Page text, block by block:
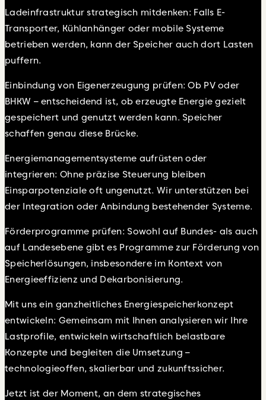
Ladeinfrastruktur strategisch mitdenken: Falls E-
Transporter, Kühlanhänger oder mobile Systeme
betrieben werden, kann der Speicher auch dort Lasten
puffern.
Einbindung von Eigenerzeugung prüfen: Ob PV oder
BHKW – entscheidend ist, ob erzeugte Energie gezielt
gespeichert und genutzt werden kann. Speicher
schaffen genau diese Brücke.
Energiemanagementsysteme aufrüsten oder
integrieren: Ohne präzise Steuerung bleiben
Einsparpotenziale oft ungenutzt. Wir unterstützen bei
der Integration oder Anbindung bestehender Systeme.
Förderprogramme prüfen: Sowohl auf Bundes- als auch
auf Landesebene gibt es Programme zur Förderung von
Speicherlösungen, insbesondere im Kontext von
Energieeffizienz und Dekarbonisierung.
Mit uns ein ganzheitliches Energiespeicherkonzept
entwickeln: Gemeinsam mit Ihnen analysieren wir Ihre
Lastprofile, entwickeln wirtschaftlich belastbare
Konzepte und begleiten die Umsetzung –
technologieoffen, skalierbar und zukunftssicher.
Jetzt ist der Moment, an dem strategisches